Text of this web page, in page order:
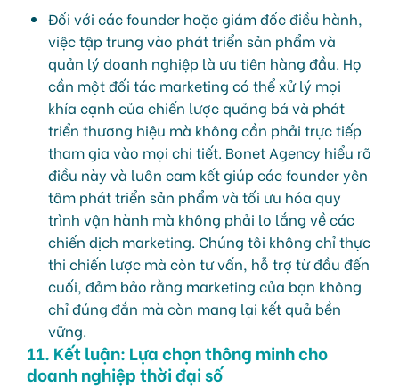
Đối với các founder hoặc giám đốc điều hành,
việc tập trung vào phát triển sản phẩm và
quản lý doanh nghiệp là ưu tiên hàng đầu. Họ
cần một đối tác marketing có thể xử lý mọi
khía cạnh của chiến lược quảng bá và phát
triển thương hiệu mà không cần phải trực tiếp
tham gia vào mọi chi tiết. Bonet Agency hiểu rõ
điều này và luôn cam kết giúp các founder yên
tâm phát triển sản phẩm và tối ưu hóa quy
trình vận hành mà không phải lo lắng về các
chiến dịch marketing. Chúng tôi không chỉ thực
thi chiến lược mà còn tư vấn, hỗ trợ từ đầu đến
cuối, đảm bảo rằng marketing của bạn không
chỉ đúng đắn mà còn mang lại kết quả bền
vững.
11. Kết luận: Lựa chọn thông minh cho
doanh nghiệp thời đại số